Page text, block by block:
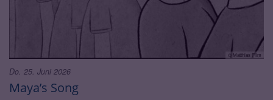
© Matthias Film
Maya’s Song
Do. 25. Juni 2026